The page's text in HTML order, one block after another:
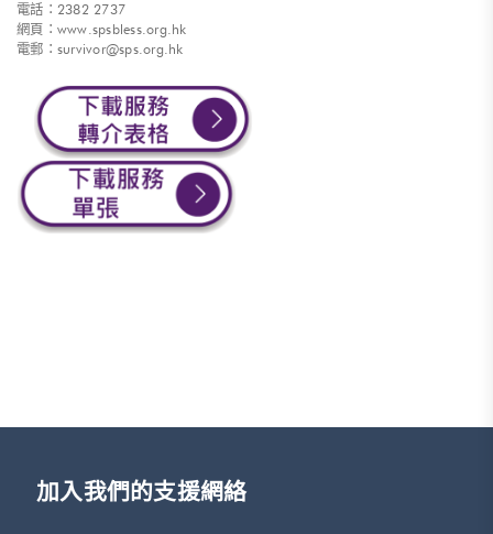
電話：2382 2737
網頁：www.spsbless.org.hk
電郵：survivor@sps.org.hk
加入我們的支援網絡